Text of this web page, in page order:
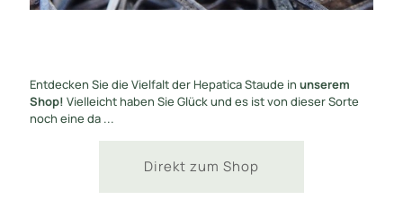
Entdecken Sie die Vielfalt der Hepatica Staude in unserem
Shop! Vielleicht haben Sie Glück und es ist von dieser Sorte
noch eine da ...
Direkt zum Shop